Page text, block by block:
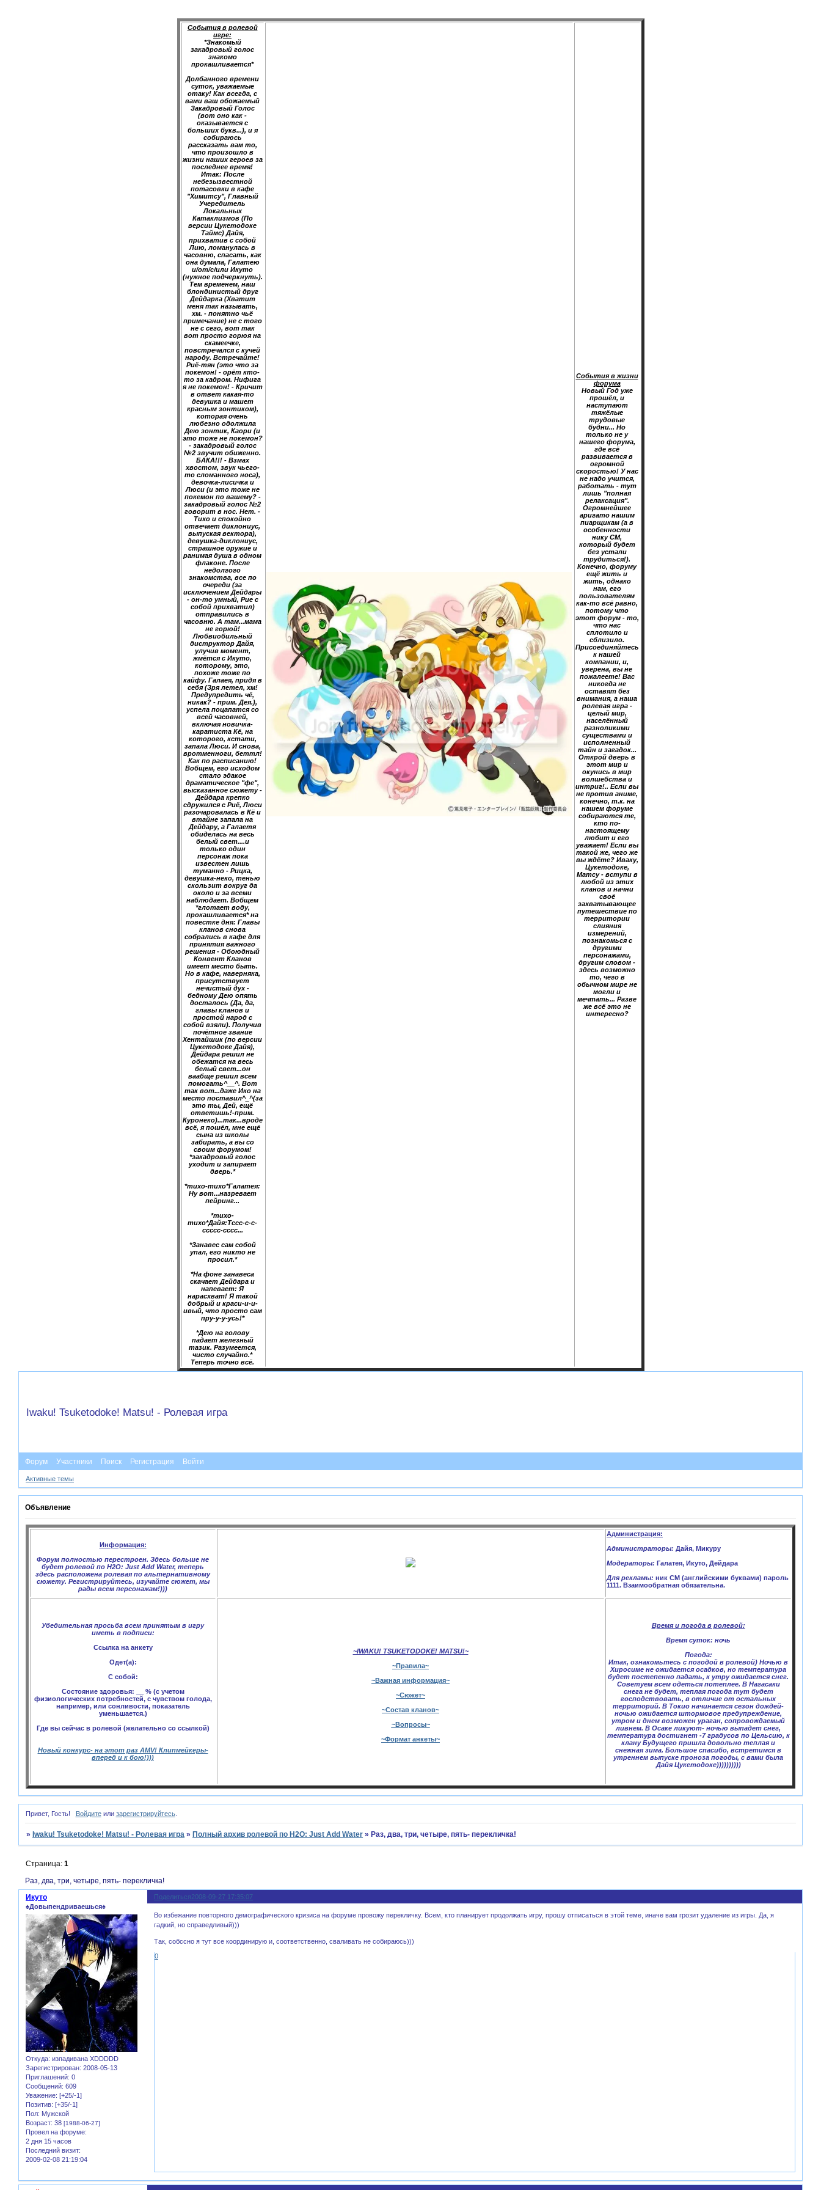
События в ролевой
игре:
*Знакомый
закадровый голос
знакомо
прокашливается*
Долбанного времени
суток, уважаемые
отаку! Как всегда, с
вами ваш обожаемый
Закадровый Голос
(вот оно как -
оказывается с
больших букв...), и я
собираюсь
рассказать вам то,
что произошло в
жизни наших героев за
последнее время!
Итак: После
небезызвестной
потасовки в кафе
"Химитсу", Главный
Учередитель
Локальных
Катаклизмов (По
версии Цукетодоке
Таймс) Дайя,
прихватив с собой
Лию, ломанулась в
часовню, спасать, как
она думала, Галатею
и/от/с/или Икуто
(нужное подчеркнуть).
Тем временем, наш
блондинистый друг
Дейдарка (Хватит
меня так называть,
хм. - понятно чьё
примечание) не с того
не с сего, вот так
вот просто горюя на
скамеечке,
повстречался с кучей
народу. Встречайте!
Риё-тян (это что за
покемон! - орёт кто-
то за кадром. Нифига
я не покемон! - Кричит
в ответ какая-то
девушка и машет
красным зонтиком),
которая очень
любезно одолжила
Дею зонтик, Каори (и
это тоже не покемон?
- закадровый голос
№2 звучит обиженно.
БАКА!!! - Взмах
хвостом, звук чьего-
то сломанного носа),
девочка-лисичка и
Люси (и это тоже не
покемон по вашему? -
закадровый голос №2
говорит в нос. Нет. -
Тихо и спокойно
отвечает диклониус,
выпуская вектора),
девушка-диклониус,
страшное оружие и
ранимая душа в одном
флаконе. После
недолгого
знакомства, все по
очереди (за
исключением Дейдары
- он-то умный, Рие с
собой прихватил)
отправились в
часовню. А там...мама
не горюй!
Любвиобильный
диструктор Дайя,
улучив момент,
жмётся с Икуто,
которому, это,
похоже тоже по
кайфу. Галаея, придя в
себя (Зря летел, хм!
Предупредить чё,
никак? - прим. Дея.),
успела поцапатся со
всей часовней,
включая новичка-
каратиста Кё, на
которого, кстати,
запала Люси. И снова,
вротменноги, беттл!
Как по расписанию!
Вобщем, его исходом
стало эдакое
драматическое "фе",
высказанное сюжету -
Дейдара крепко
сдружился с Риё, Люси
разочаровалась в Кё и
втайне запала на
Дейдару, а Галаетя
обиделась на весь
белый свет....и
только один
персонаж пока
известен лишь
туманно - Рицка,
девушка-неко, тенью
скользит вокруг да
около и за всеми
наблюдает. Вобщем
*глотает воду,
прокашливается* на
повестке дня: Главы
кланов снова
собрались в кафе для
принятия важного
решения - Обоюдный
Конвент Кланов
имеет место быть.
Но в кафе, наверняка,
присутствует
нечистый дух -
бедному Дею опять
досталось (Да, да,
главы кланов и
простой народ с
собой взяли). Получив
почётное звание
Хентайшик (по версии
Цукетодоке Дайя),
Дейдара решил не
обежатся на весь
белый свет...он
ваабще решил всем
помогать^__^. Вот
так вот...даже Ико на
место поставил^_^(за
это ты, Дей, ещё
ответишь!-прим.
Куронеко)...так...вроде
всё, я пошёл, мне ещё
сына из школы
забирать, а вы со
своим форумом!
*закадровый голос
уходит и запирает
дверь.*
*тихо-тихо*Галатея:
Ну вот...назревает
пейринг...
*тихо-
тихо*Дайя:Тссс-с-с-
ссссс-сссс...
*Занавес сам собой
упал, его никто не
просил.*
*На фоне занавеса
скачает Дейдара и
напевает: Я
нарасхват! Я такой
добрый и краси-и-и-
ивый, что просто сам
пру-у-у-усь!*
*Дею на голову
падает железный
тазик. Разумеется,
чисто случайно.*
Теперь точно всё.
События в жизни
форума
Новый Год уже
прошёл, и
наступают
тяжёлые
трудовые
будни... Но
только не у
нашего форума,
где всё
развивается в
огромной
скоростью! У нас
не надо учится,
работать - тут
лишь "полная
релаксация".
Огромнейшее
аригато нашим
пиарщикам (а в
особенности
нику CM,
который будет
без устали
трудиться!).
Конечно, форуму
ещё жить и
жить, однако
нам, его
пользователям
как-то всё равно,
потому что
этот форум - то,
что нас
сплотило и
сблизило.
Присоединяйтесь
к нашей
компании, и,
уверена, вы не
пожалеете! Вас
никогда не
оставят без
внимания, а наша
ролевая игра -
целый мир,
населённый
разноликими
существами и
исполненный
тайн и загадок...
Открой дверь в
этот мир и
окунись в мир
волшебства и
интриг!.. Если вы
не против аниме,
конечно, т.к. на
нашем форуме
собираются те,
кто по-
настоящему
любит и его
уважает! Если вы
такой же, чего же
вы ждёте? Иваку,
Цукетодоке,
Матсу - вступи в
любой из этих
кланов и начни
своё
захватывающее
путешествие по
территории
слияния
измерений,
познакомься с
другими
персонажами,
другим словом -
здесь возможно
то, чего в
обычном мире не
могли и
мечтать... Разве
же всё это не
интересно?
Iwaku! Tsuketodoke! Matsu! - Ролевая игра
Форум Участники Поиск Регистрация Войти
Активные темы
Объявление
Информация:
Форум полностью перестроен. Здесь больше не
будет ролевой по H2O: Just Add Water, теперь
здесь расположена ролевая по альтернативному
сюжету. Регистрируйтесь, изучайте сюжет, мы
рады всем персонажам!)))
Администрация:
Администраторы: Дайя, Микуру
Модераторы: Галатея, Икуто, Дейдара
Для рекламы: ник CM (английскими буквами) пароль
1111. Взаимообратная обязательна.
Убедительная просьба всем принятым в игру
иметь в подписи:
Ссылка на анкету
Одет(а):
С собой:
Состояние здоровья: __ % (с учетом
физиологических потребностей, с чувством голода,
например, или сонливости, показатель
уменьшается.)
Где вы сейчас в ролевой (желательно со ссылкой)
Новый конкурс- на этот раз AMV! Клипмейкеры-
вперед и к бою!)))
~IWAKU! TSUKETODOKE! MATSU!~
~Правила~
~Важная информация~
~Сюжет~
~Состав кланов~
~Вопросы~
~Формат анкеты~
Время и погода в ролевой:
Время суток: ночь
Погода:
Итак, ознакомьтесь с погодой в ролевой) Ночью в
Хиросиме не ожидается осадков, но температура
будет постепенно падать, к утру ожидается снег.
Советуем всем одеться потеплее. В Нагасаки
снега не будет, теплая погода тут будет
господствовать, в отличие от остальных
территорий. В Токио начинается сезон дождей-
ночью ожидается штормовое предупреждение,
утром и днем возможен ураган, сопровождаемый
ливнем. В Осаке ликуют- ночью выпадет снег,
температура достигнет -7 градусов по Цельсию, к
клану Будущего пришла довольно теплая и
снежная зима. Большое спасибо, встретимся в
утреннем выпуске проноза погоды, с вами была
Дайя Цукетодоке))))))))))
Привет, Гость! Войдитеили зарегистрируйтесь.
» Iwaku! Tsuketodoke! Matsu! - Ролевая игра » Полный архив ролевой по H2O: Just Add Water » Раз, два, три, четыре, пять- перекличка!
Раз, два, три, четыре, пять- перекличка!
Страница:1
Поделиться2008-09-27 17:35:07
Икуто
♠Довыпендриваешься♠
Откуда: изпадивана XDDDDD
Зарегистрирован: 2008-05-13
Приглашений: 0
Сообщений: 609
Уважение: [+25/-1]
Позитив: [+35/-1]
Пол: Мужской
Возраст: 38 [1988-06-27]
Провел на форуме:
2 дня 15 часов
Последний визит:
2009-02-08 21:19:04
Во избежание повторного демографического кризиса на форуме провожу перекличку. Всем, кто планирует продолжать игру, прошу отписаться в этой теме, иначе вам грозит удаление из игры. Да, я
гадкий, но справедливый)))
Так, собссно я тут все координирую и, соответственно, сваливать не собираюсь)))
0